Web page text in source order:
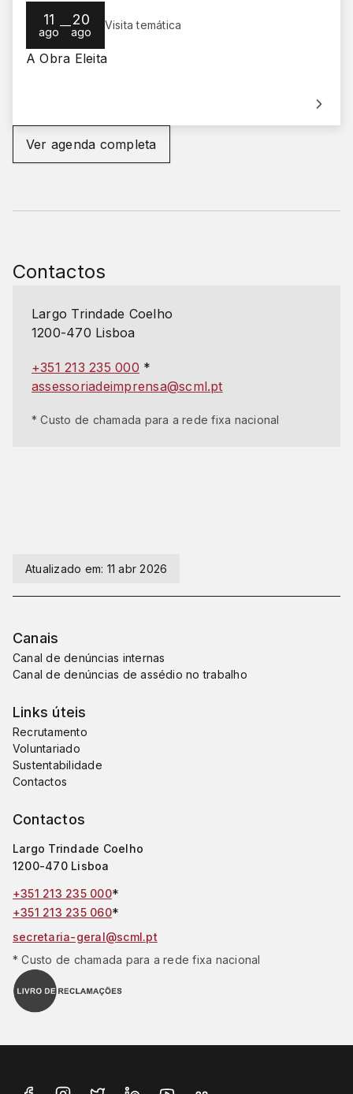
11
ago
—20
ago Visita temática
A Obra Eleita
Ver agenda completa
Contactos
Largo Trindade Coelho
1200-470 Lisboa
+351 213 235 000 *
assessoriadeimprensa@scml.pt
* Custo de chamada para a rede fixa nacional
Atualizado em: 11 abr 2026
Canais
Canal de denúncias internas
Canal de denúncias de assédio no trabalho
Links úteis
Recrutamento
Voluntariado
Sustentabilidade
Contactos
Contactos
Largo Trindade Coelho
1200-470 Lisboa
+351 213 235 000*
+351 213 235 060*
secretaria-geral@scml.pt
* Custo de chamada para a rede fixa nacional